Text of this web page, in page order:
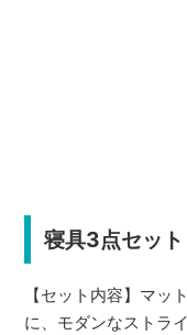
寝具3点セッ
【セット内容】マッ
に、モダンなストラ